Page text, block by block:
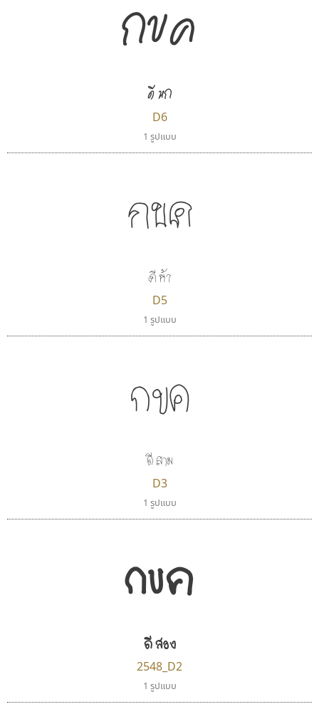
กขค
ดี หก
D6
1 รูปแบบ
กขค
ดี ห้า
D5
1 รูปแบบ
กขค
ดี สาม
D3
1 รูปแบบ
กขค
ดี สอง
2548_D2
1 รูปแบบ